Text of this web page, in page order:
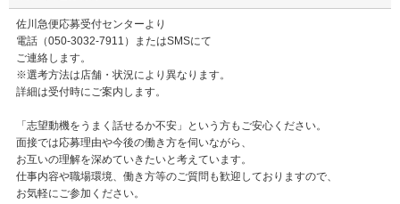
佐川急便応募受付センターより
電話（050-3032-7911）またはSMSにて
ご連絡します。
※選考方法は店舗・状況により異なります。
詳細は受付時にご案内します。
「志望動機をうまく話せるか不安」という方もご安心ください。
面接では応募理由や今後の働き方を伺いながら、
お互いの理解を深めていきたいと考えています。
仕事内容や職場環境、働き方等のご質問も歓迎しておりますので、
お気軽にご参加ください。